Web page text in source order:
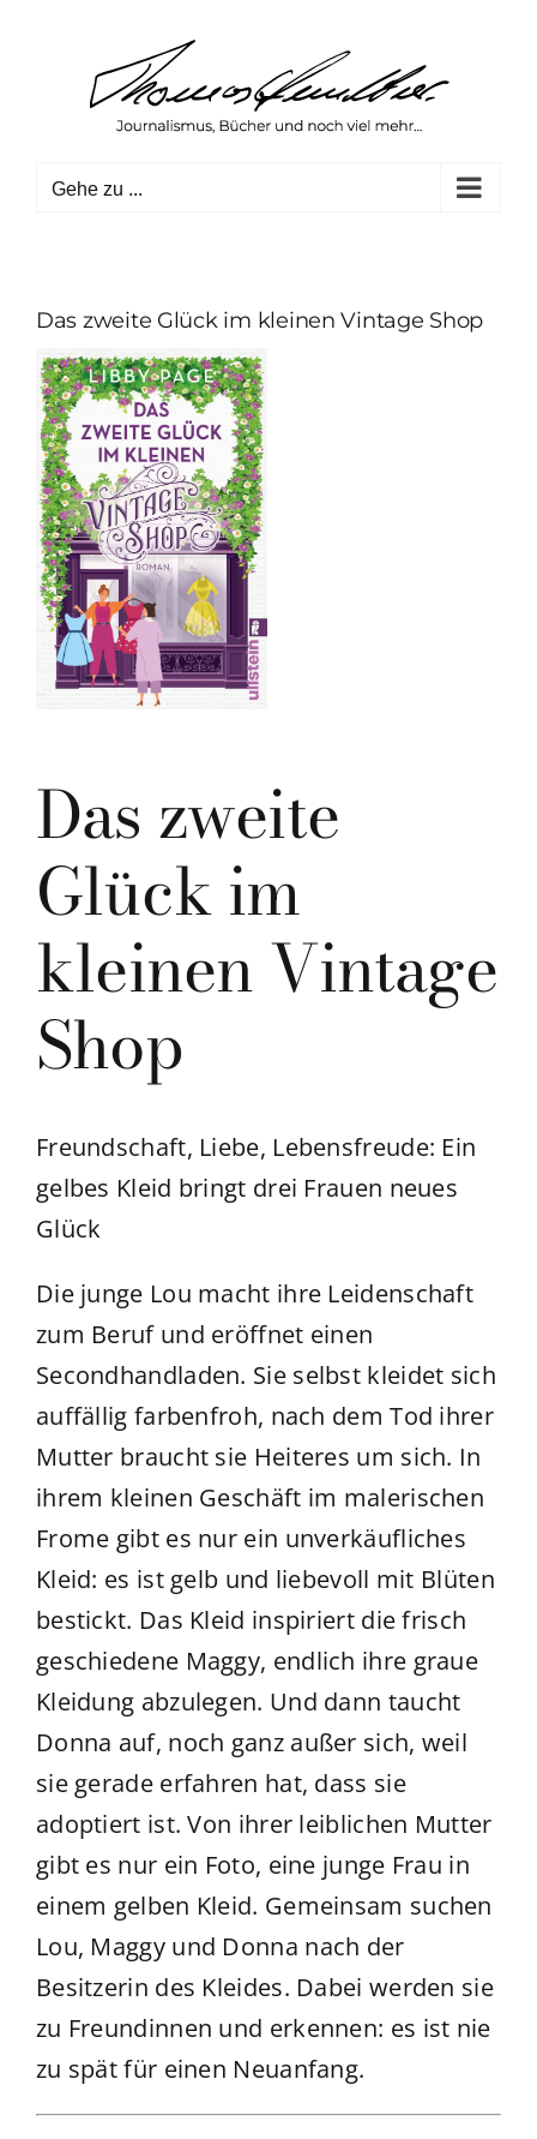
springen
Gehe zu ...
Das zweite Glück im kleinen Vintage Shop
Das zweite
Glück im
kleinen Vintage
Shop
Freundschaft, Liebe, Lebensfreude: Ein
gelbes Kleid bringt drei Frauen neues
Glück
Die junge Lou macht ihre Leidenschaft
zum Beruf und eröffnet einen
Secondhandladen. Sie selbst kleidet sich
auffällig farbenfroh, nach dem Tod ihrer
Mutter braucht sie Heiteres um sich. In
ihrem kleinen Geschäft im malerischen
Frome gibt es nur ein unverkäufliches
Kleid: es ist gelb und liebevoll mit Blüten
bestickt. Das Kleid inspiriert die frisch
geschiedene Maggy, endlich ihre graue
Kleidung abzulegen. Und dann taucht
Donna auf, noch ganz außer sich, weil
sie gerade erfahren hat, dass sie
adoptiert ist. Von ihrer leiblichen Mutter
gibt es nur ein Foto, eine junge Frau in
einem gelben Kleid. Gemeinsam suchen
Lou, Maggy und Donna nach der
Besitzerin des Kleides. Dabei werden sie
zu Freundinnen und erkennen: es ist nie
zu spät für einen Neuanfang.